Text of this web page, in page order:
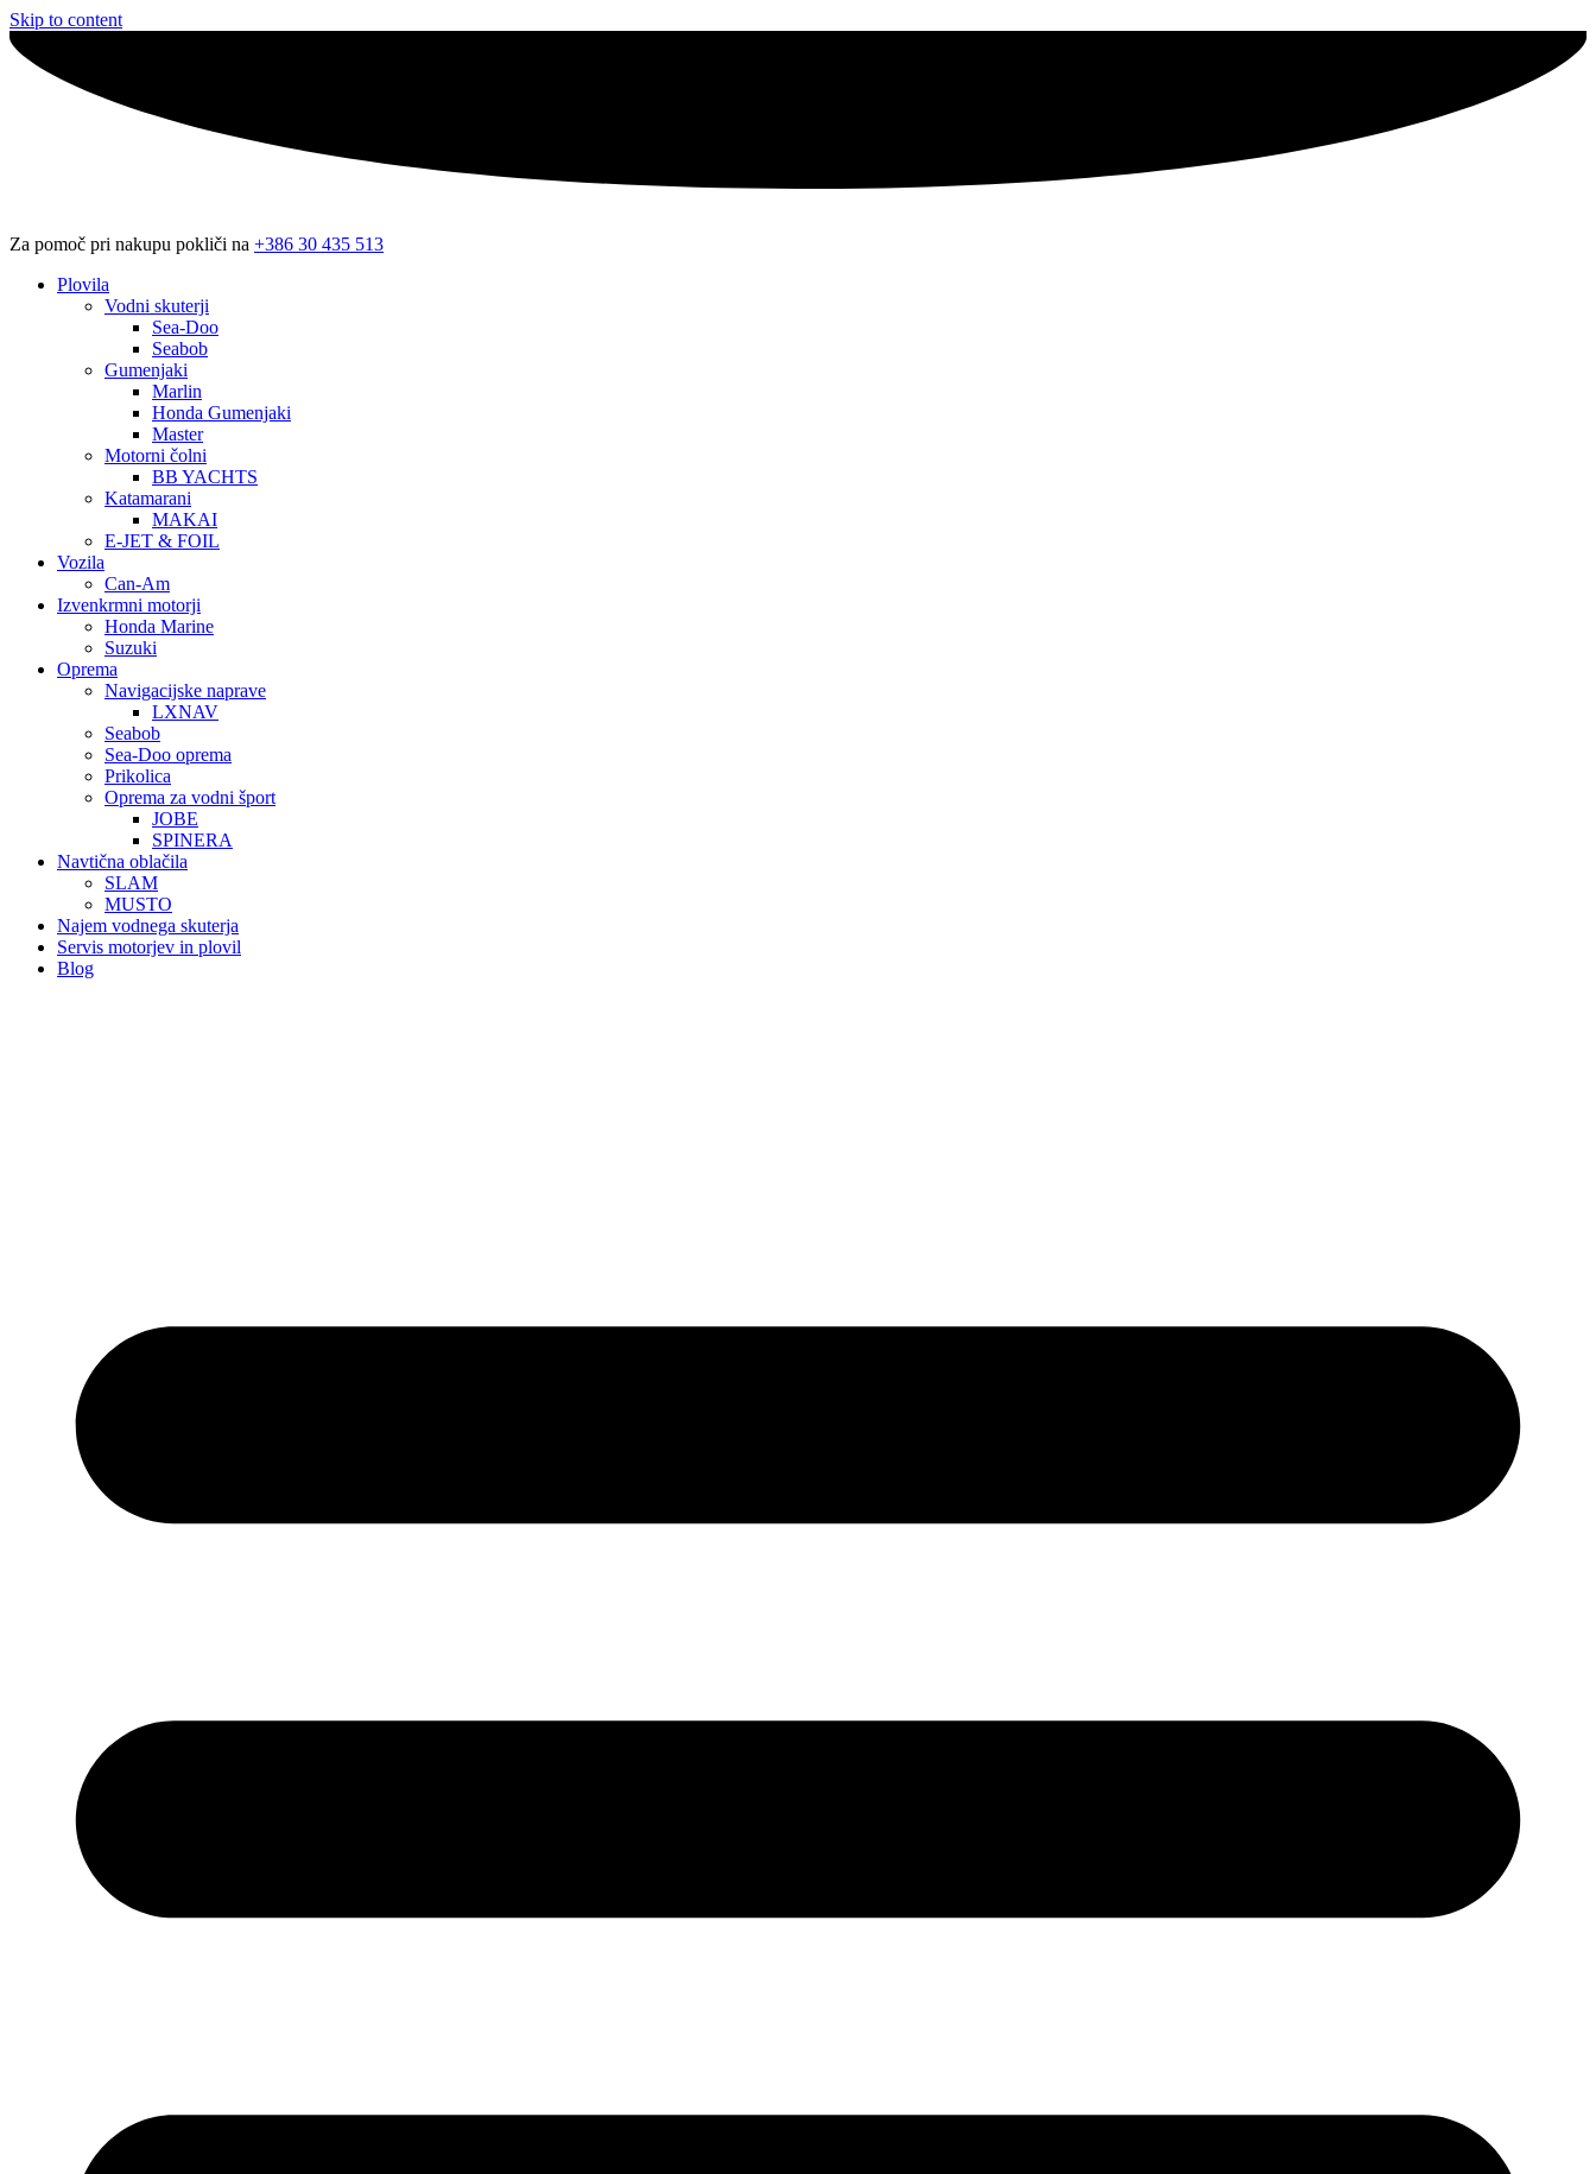
Skip to content
Za pomoč pri nakupu pokliči na +386 30 435 513
Plovila
Vodni skuterji
Sea-Doo
Seabob
Gumenjaki
Marlin
Honda Gumenjaki
Master
Motorni čolni
BB YACHTS
Katamarani
MAKAI
E-JET & FOIL
Vozila
Can-Am
Izvenkrmni motorji
Honda Marine
Suzuki
Oprema
Navigacijske naprave
LXNAV
Seabob
Sea-Doo oprema
Prikolica
Oprema za vodni šport
JOBE
SPINERA
Navtična oblačila
SLAM
MUSTO
Najem vodnega skuterja
Servis motorjev in plovil
Blog